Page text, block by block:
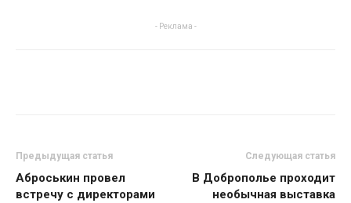
- Реклама -
Предыдущая статья
Аброськин провел
встречу с директорами
Следующая статья
В Доброполье проходит
необычная выставка